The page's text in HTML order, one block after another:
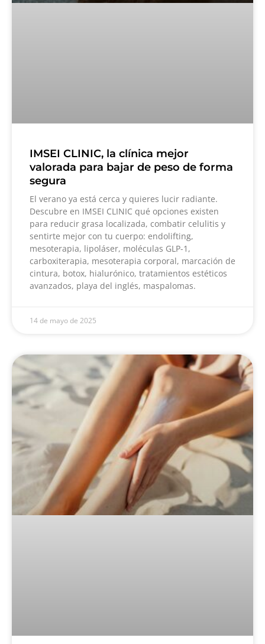
IMSEI CLINIC, la clínica mejor
valorada para bajar de peso de forma
segura
El verano ya está cerca y quieres lucir radiante.
Descubre en IMSEI CLINIC qué opciones existen
para reducir grasa localizada, combatir celulitis y
sentirte mejor con tu cuerpo: endolifting,
mesoterapia, lipoláser, moléculas GLP-1,
carboxiterapia, mesoterapia corporal, marcación de
cintura, botox, hialurónico, tratamientos estéticos
avanzados, playa del inglés, maspalomas.
14 de mayo de 2025